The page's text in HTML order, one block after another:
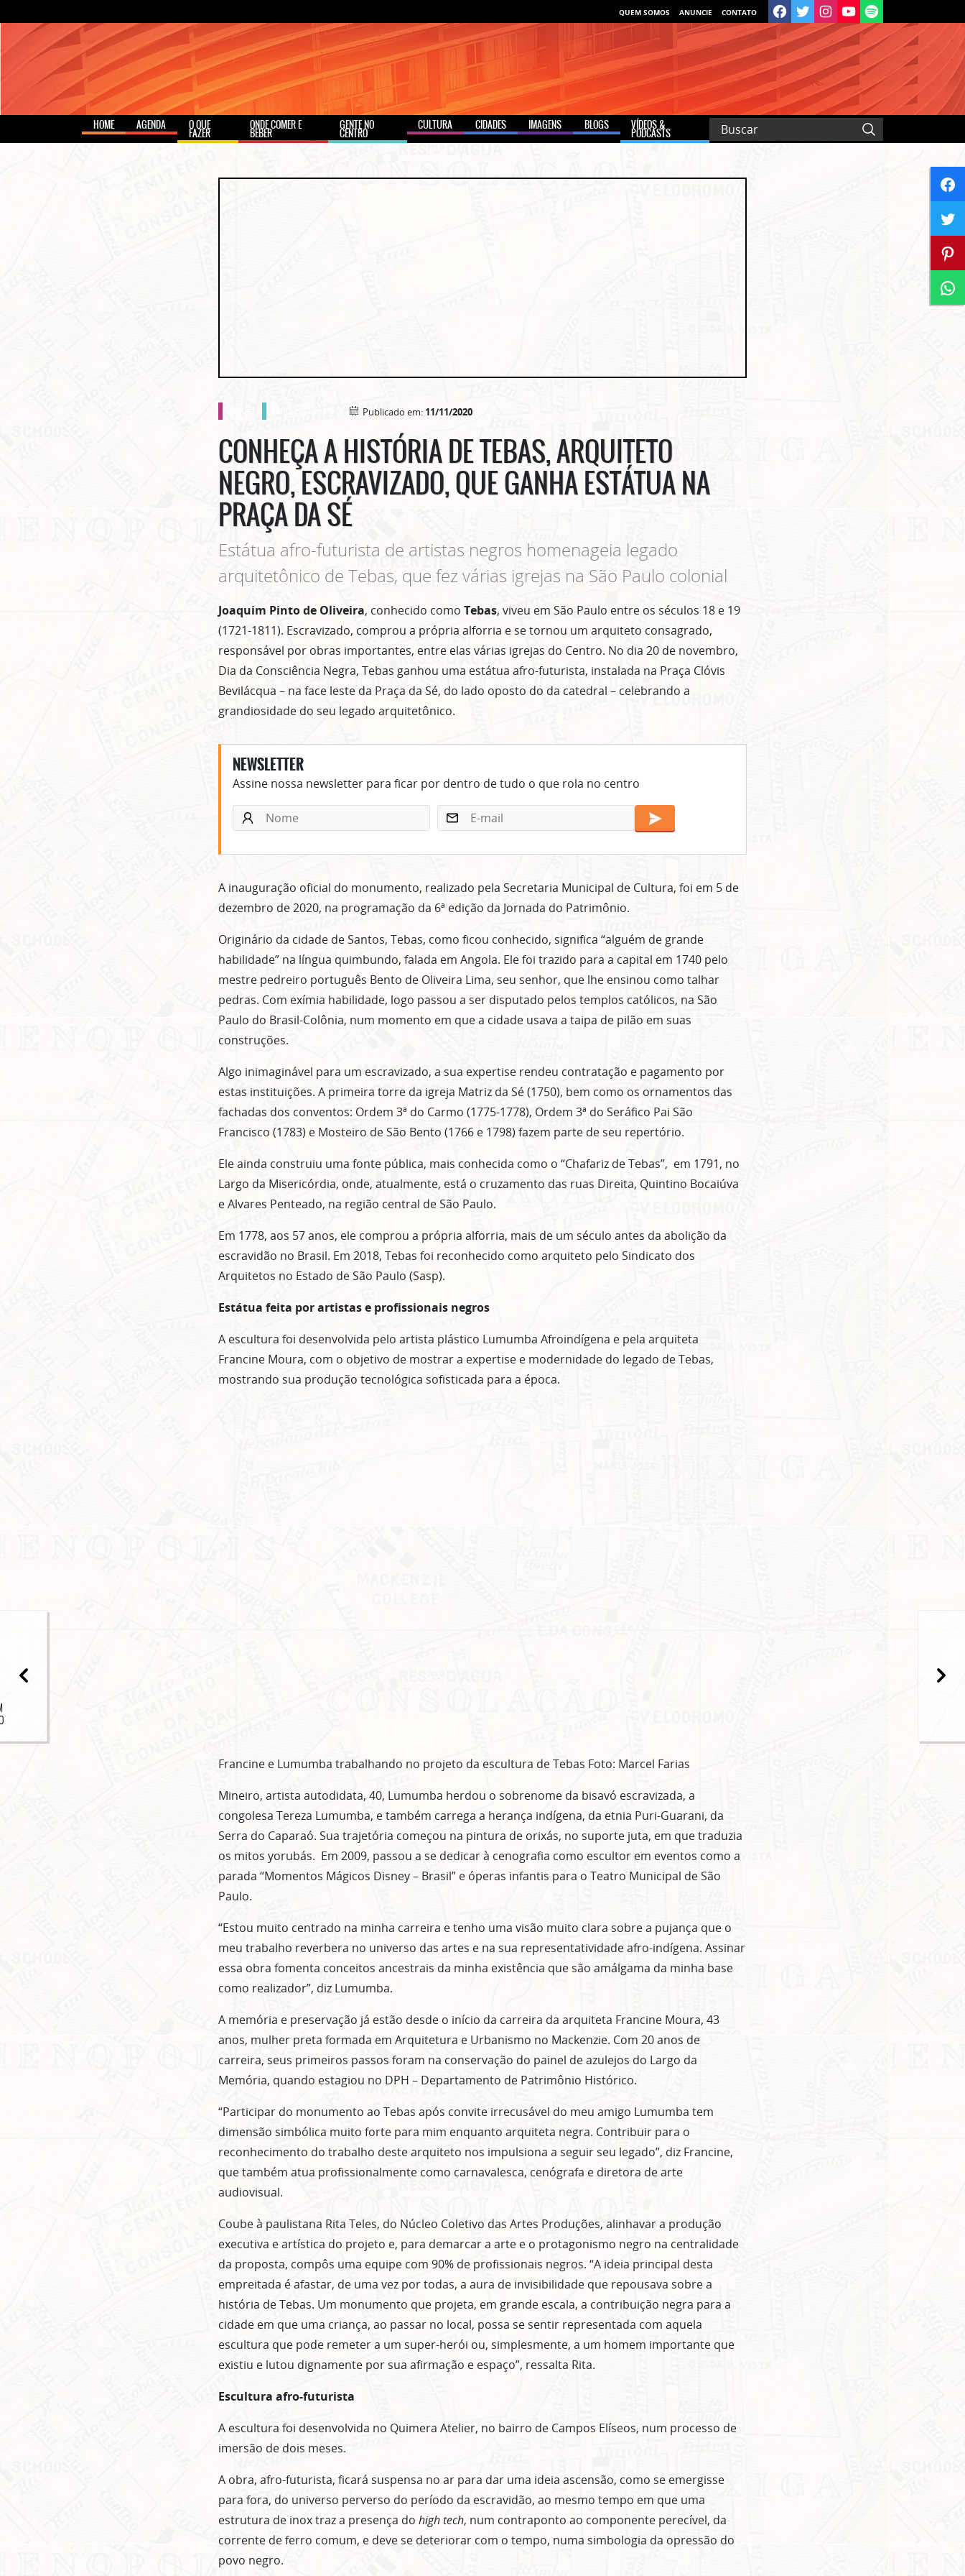
QUEM SOMOS ANUNCIE CONTATO
HOME AGENDA O QUE
FAZER
ONDE COMER E
BEBER
GENTE NO
CENTRO
CULTURA CIDADES IMAGENS BLOGS VÍDEOS &
PODCASTS
Publicado em: 11/11/2020
CONHEÇA A HISTÓRIA DE TEBAS, ARQUITETO
NEGRO, ESCRAVIZADO, QUE GANHA ESTÁTUA NA
PRAÇA DA SÉ
Estátua afro-futurista de artistas negros homenageia legado
arquitetônico de Tebas, que fez várias igrejas na São Paulo colonial
Joaquim Pinto de Oliveira, conhecido como Tebas, viveu em São Paulo entre os séculos 18 e 19
(1721-1811). Escravizado, comprou a própria alforria e se tornou um arquiteto consagrado,
responsável por obras importantes, entre elas várias igrejas do Centro. No dia 20 de novembro,
Dia da Consciência Negra, Tebas ganhou uma estátua afro-futurista, instalada na Praça Clóvis
Bevilácqua – na face leste da Praça da Sé, do lado oposto do da catedral – celebrando a
grandiosidade do seu legado arquitetônico.
NEWSLETTER
Assine nossa newsletter para ficar por dentro de tudo o que rola no centro
A inauguração oficial do monumento, realizado pela Secretaria Municipal de Cultura, foi em 5 de
dezembro de 2020, na programação da 6ª edição da Jornada do Patrimônio.
Originário da cidade de Santos, Tebas, como ficou conhecido, significa “alguém de grande
habilidade” na língua quimbundo, falada em Angola. Ele foi trazido para a capital em 1740 pelo
mestre pedreiro português Bento de Oliveira Lima, seu senhor, que lhe ensinou como talhar
pedras. Com exímia habilidade, logo passou a ser disputado pelos templos católicos, na São
Paulo do Brasil-Colônia, num momento em que a cidade usava a taipa de pilão em suas
construções.
Algo inimaginável para um escravizado, a sua expertise rendeu contratação e pagamento por
estas instituições. A primeira torre da igreja Matriz da Sé (1750), bem como os ornamentos das
fachadas dos conventos: Ordem 3ª do Carmo (1775-1778), Ordem 3ª do Seráfico Pai São
Francisco (1783) e Mosteiro de São Bento (1766 e 1798) fazem parte de seu repertório.
Ele ainda construiu uma fonte pública, mais conhecida como o “Chafariz de Tebas”, em 1791, no
Largo da Misericórdia, onde, atualmente, está o cruzamento das ruas Direita, Quintino Bocaiúva
e Alvares Penteado, na região central de São Paulo.
Em 1778, aos 57 anos, ele comprou a própria alforria, mais de um século antes da abolição da
escravidão no Brasil. Em 2018, Tebas foi reconhecido como arquiteto pelo Sindicato dos
Arquitetos no Estado de São Paulo (Sasp).
Estátua feita por artistas e profissionais negros
A escultura foi desenvolvida pelo artista plástico Lumumba Afroindígena e pela arquiteta
Francine Moura, com o objetivo de mostrar a expertise e modernidade do legado de Tebas,
mostrando sua produção tecnológica sofisticada para a época.
Francine e Lumumba trabalhando no projeto da escultura de Tebas Foto: Marcel Farias
Mineiro, artista autodidata, 40, Lumumba herdou o sobrenome da bisavó escravizada, a
congolesa Tereza Lumumba, e também carrega a herança indígena, da etnia Puri-Guarani, da
Serra do Caparaó. Sua trajetória começou na pintura de orixás, no suporte juta, em que traduzia
os mitos yorubás. Em 2009, passou a se dedicar à cenografia como escultor em eventos como a
parada “Momentos Mágicos Disney – Brasil” e óperas infantis para o Teatro Municipal de São
Paulo.
“Estou muito centrado na minha carreira e tenho uma visão muito clara sobre a pujança que o
meu trabalho reverbera no universo das artes e na sua representatividade afro-indígena. Assinar
essa obra fomenta conceitos ancestrais da minha existência que são amálgama da minha base
como realizador”, diz Lumumba.
A memória e preservação já estão desde o início da carreira da arquiteta Francine Moura, 43
anos, mulher preta formada em Arquitetura e Urbanismo no Mackenzie. Com 20 anos de
carreira, seus primeiros passos foram na conservação do painel de azulejos do Largo da
Memória, quando estagiou no DPH – Departamento de Patrimônio Histórico.
“Participar do monumento ao Tebas após convite irrecusável do meu amigo Lumumba tem
dimensão simbólica muito forte para mim enquanto arquiteta negra. Contribuir para o
reconhecimento do trabalho deste arquiteto nos impulsiona a seguir seu legado”, diz Francine,
que também atua profissionalmente como carnavalesca, cenógrafa e diretora de arte
audiovisual.
Coube à paulistana Rita Teles, do Núcleo Coletivo das Artes Produções, alinhavar a produção
executiva e artística do projeto e, para demarcar a arte e o protagonismo negro na centralidade
da proposta, compôs uma equipe com 90% de profissionais negros. “A ideia principal desta
empreitada é afastar, de uma vez por todas, a aura de invisibilidade que repousava sobre a
história de Tebas. Um monumento que projeta, em grande escala, a contribuição negra para a
cidade em que uma criança, ao passar no local, possa se sentir representada com aquela
escultura que pode remeter a um super-herói ou, simplesmente, a um homem importante que
existiu e lutou dignamente por sua afirmação e espaço”, ressalta Rita.
Escultura afro-futurista
A escultura foi desenvolvida no Quimera Atelier, no bairro de Campos Elíseos, num processo de
imersão de dois meses.
A obra, afro-futurista, ficará suspensa no ar para dar uma ideia ascensão, como se emergisse
para fora, do universo perverso do período da escravidão, ao mesmo tempo em que uma
estrutura de inox traz a presença do high tech, num contraponto ao componente perecível, da
corrente de ferro comum, e deve se deteriorar com o tempo, numa simbologia da opressão do
povo negro.